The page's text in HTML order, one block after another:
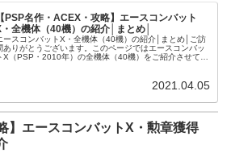
【PSP名作・ACEX・攻略】エースコンバット
全機体（40機）の紹介│まとめ│
ースコンバットX・全機体（40機）の紹介│まとめ│ご訪
ありがとうございます。このページではエースコンバッ
X（PSP・2010年）の全機体（40機）をご紹介させて頂
2021.04.05
】エースコンバットX・勲章獲得